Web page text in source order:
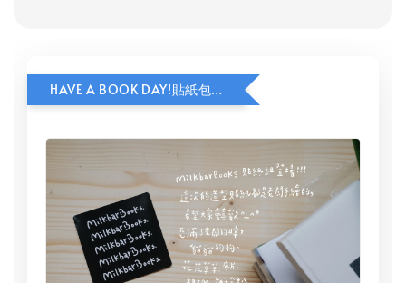
HAVE A BOOK DAY!貼紙包加價購